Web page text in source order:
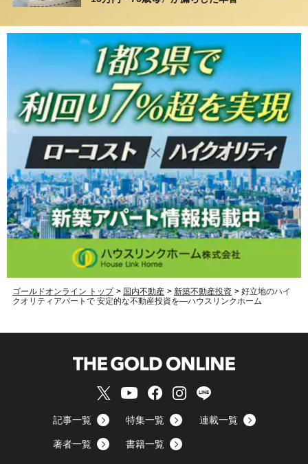
ゴールドオンライン トップ > 国内不動産 > 新築不動産投資 > 好立地のハイ
クオリティアパートで 安定的な不動産投資を―ハウスリンクホーム
記事一覧 特集一覧 連載一覧
著者一覧 書籍一覧